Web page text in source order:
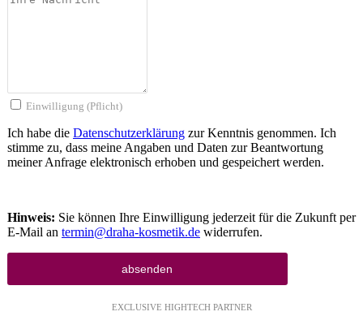
Einwilligung (Pflicht)
Ich habe die Datenschutzerklärung zur Kenntnis genommen. Ich
stimme zu, dass meine Angaben und Daten zur Beantwortung
meiner Anfrage elektronisch erhoben und gespeichert werden.
Hinweis: Sie können Ihre Einwilligung jederzeit für die Zukunft per
E-Mail an termin@draha-kosmetik.de widerrufen.
EXCLUSIVE HIGHTECH PARTNER